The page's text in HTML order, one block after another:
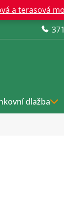
a terasová
dlažba